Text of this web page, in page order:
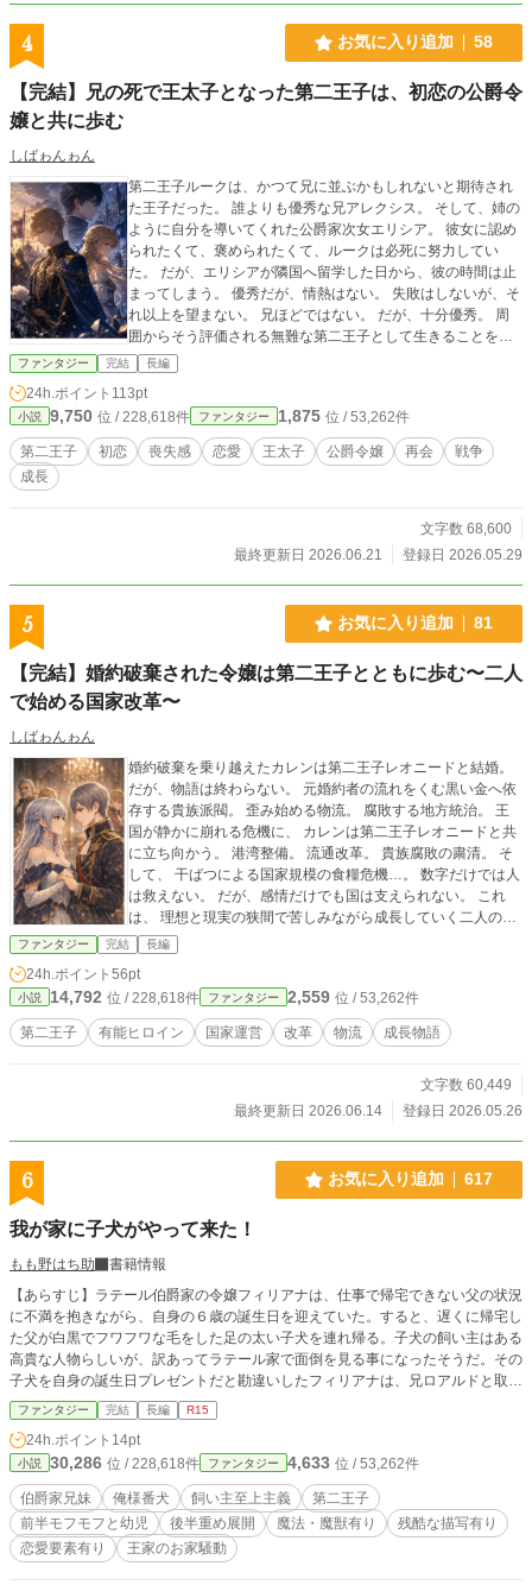
4 お気に入り追加 58
【完結】兄の死で王太子となった第二王子は、初恋の公爵令
嬢と共に歩む
しばゎんゎん
第二王子ルークは、かつて兄に並ぶかもしれないと期待され
た王子だった。 誰よりも優秀な兄アレクシス。 そして、姉の
ように自分を導いてくれた公爵家次女エリシア。 彼女に認め
られたくて、褒められたくて、ルークは必死に努力してい
た。 だが、エリシアが隣国へ留学した日から、彼の時間は止
まってしまう。 優秀だが、情熱はない。 失敗はしないが、そ
れ以上を望まない。 兄ほどではない。 だが、十分優秀。 周
囲からそう評価される無難な第二王子として生きることを、
ルーク自身も受け入れていた。 兄が、辺境で急死するまで
は…。 突然王太子となったルーク。 混乱する王国。 そし
て、戦線布告と共に帰還したエリシア。 やがて明らかにな
る、兄の死の真相。 これは、兄の影を背負った第二王子が初
恋の人と共に戦火の中で止まっていた時間を取り戻す物語。
ファンタジー 完結 長編
24h.ポイント 113pt
小説 9,750 位 / 228,618件 ファンタジー 1,875 位 / 53,262件
第二王子 初恋 喪失感 恋愛 王太子 公爵令嬢 再会
戦争
成長
文字数 68,600
最終更新日 2026.06.21
登録日 2026.05.29
5 お気に入り追加 81
【完結】婚約破棄された令嬢は第二王子とともに歩む〜二人
で始める国家改革〜
しばゎんゎん
婚約破棄を乗り越えたカレンは第二王子レオニードと結婚。
だが、物語は終わらない。 元婚約者の流れをくむ黒い金へ依
存する貴族派閥。 歪み始める物流。 腐敗する地方統治。 王
国が静かに崩れる危機に、 カレンは第二王子レオニードと共
に立ち向かう。 港湾整備。 流通改革。 貴族腐敗の粛清。 そ
して、 干ばつによる国家規模の食糧危機…。 数字だけでは人
は救えない。 だが、感情だけでも国は支えられない。 これ
は、 理想と現実の狭間で苦しみながら成長していく二人の物
語。 婚約破棄されたので静かに去ったら、第二王子との絆を
強めることが出来ました〜元婚約者は奈落の底まで落ちたよ
うです〜 の続編です
ファンタジー 完結 長編
24h.ポイント 56pt
小説 14,792 位 / 228,618件 ファンタジー 2,559 位 / 53,262件
第二王子 有能ヒロイン 国家運営 改革 物流 成長物語
文字数 60,449
最終更新日 2026.06.14
登録日 2026.05.26
6 お気に入り追加 617
我が家に子犬がやって来た！
もも野はち助
書籍情報
【あらすじ】ラテール伯爵家の令嬢フィリアナは、仕事で帰宅できない父の状況
に不満を抱きながら、自身の６歳の誕生日を迎えていた。すると、遅くに帰宅し
た父が白黒でフワフワな毛をした足の太い子犬を連れ帰る。子犬の飼い主はある
高貴な人物らしいが、訳あってラテール家で面倒を見る事になったそうだ。その
子犬を自身の誕生日プレゼントだと勘違いしたフィリアナは、兄ロアルドと取り
合いながら、可愛がり始める。子犬はすでに名前が決まっており『アルス』とい
った。 アルスは当初かなり周囲の人間を警戒していたのだが、フィリアナとロ
アルドが甲斐甲斐しく世話をする事で、すぐに二人と打ち解ける。 だがそんな
子犬のアルスには、ある重大な秘密があって……。 この話は、子犬と戯れなが
ら巻き込まれ成長をしていく兄妹の物語。 ※全102話で完結済。 ★『小説家に
なろう』でも読めます★
ファンタジー 完結 長編 R15
24h.ポイント 14pt
小説 30,286 位 / 228,618件 ファンタジー 4,633 位 / 53,262件
伯爵家兄妹 俺様番犬 飼い主至上主義
第二王子
前半モフモフと幼児
後半重め展開 魔法・魔獣有り
残酷な描写有り
恋愛要素有り
王家のお家騒動